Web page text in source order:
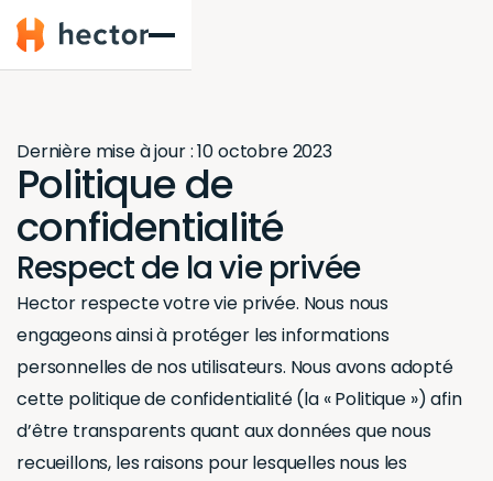
Hector
Dernière mise à jour : 10 octobre 2023
Politique de
confidentialité
Respect de la vie privée
Hector respecte votre vie privée. Nous nous
engageons ainsi à protéger les informations
personnelles de nos utilisateurs. Nous avons adopté
cette politique de confidentialité (la « Politique ») afin
d’être transparents quant aux données que nous
recueillons, les raisons pour lesquelles nous les